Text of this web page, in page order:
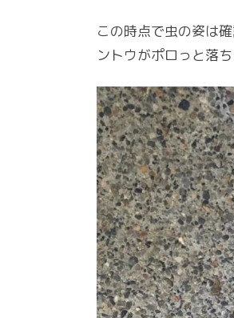
この時点で虫の姿は
ントウがポロっと落ち